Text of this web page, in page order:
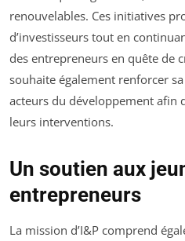
renouvelables. Ces initiatives
d’investisseurs tout en
des entrepreneurs en quête de
souhaite également renforcer
acteurs du développement afin
leurs interventions.
Un soutien aux
entrepreneurs
La mission d’I&P comprend